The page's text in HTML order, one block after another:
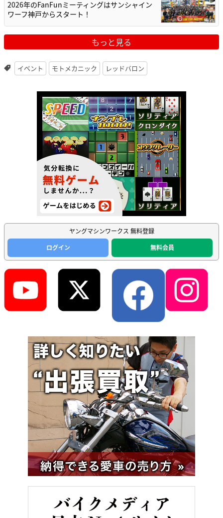
2026年のFanFunミーティングはサンシャイン
ワーフ神戸からスタート！
もっと見る
イベント モトメカニック レッドバロン
ヤングマシンワークス 無料登録
ログイン
無料会員